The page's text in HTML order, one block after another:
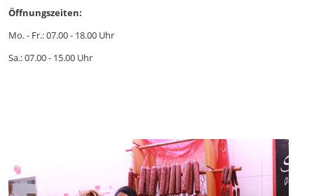
Öffnungszeiten:
Mo. - Fr.: 07.00 - 18.00 Uhr
Sa.: 07.00 - 15.00 Uhr